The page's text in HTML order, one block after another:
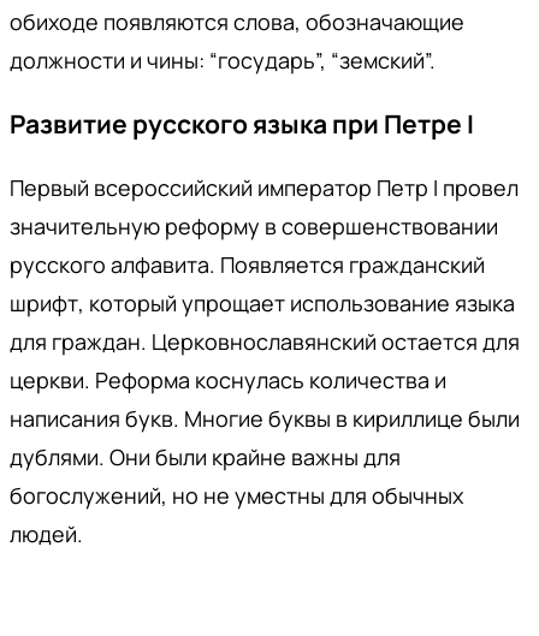
обиходе появляются слова, обозначающие
должности и чины: “государь”, “земский”.
Развитие русского языка при Петре I
Первый всероссийский император Петр I провел
значительную реформу в совершенствовании
русского алфавита. Появляется гражданский
шрифт, который упрощает использование языка
для граждан. Церковнославянский остается для
церкви. Реформа коснулась количества и
написания букв. Многие буквы в кириллице были
дублями. Они были крайне важны для
богослужений, но не уместны для обычных
людей.